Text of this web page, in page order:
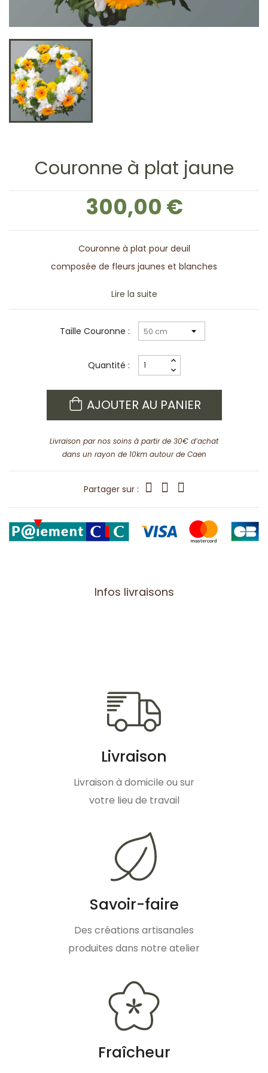
Couronne à plat jaune
300,00 €
Couronne à plat pour deuil
composée de fleurs jaunes et blanches
Lire la suite
Taille Couronne :
Quantité :
AJOUTER AU PANIER
Livraison par nos soins à partir de 30€ d’achat
dans un rayon de 10km autour de Caen
Partager sur :
Infos livraisons
Livraison
Livraison à domicile ou sur
votre lieu de travail
Savoir-faire
Des créations artisanales
produites dans notre atelier
Fraîcheur